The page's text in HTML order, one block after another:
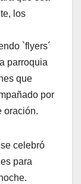
los
`flyers´
parroquia
que
por
celebró
para